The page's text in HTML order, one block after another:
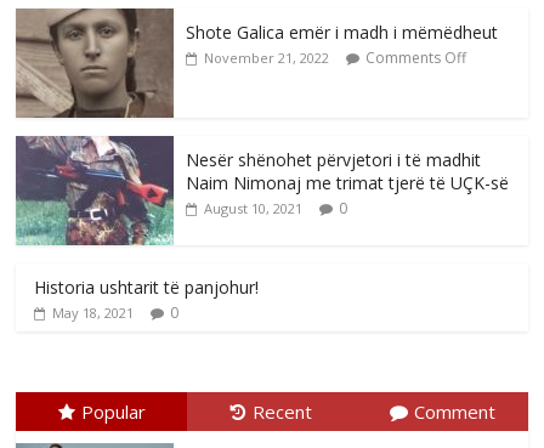
Shote Galica emër i madh i mëmëdheut
November 21, 2022 Comments Off
Nesër shënohet përvjetori i të madhit
Naim Nimonaj me trimat tjerë të UÇK-së
August 10, 2021 0
Historia ushtarit të panjohur!
May 18, 2021 0
Popular Recent Comment